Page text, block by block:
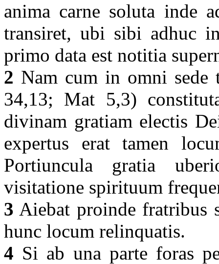
anima carne soluta inde
transiret, ubi sibi adhuc
primo data est notitia
2 Nam cum in omni sede
34,13; Mat 5,3)
divinam gratiam electis
expertus erat tamen
Portiuncula gratia
visitatione spirituum
3 Aiebat proinde fratribus
hunc locum relinquatis.
4 Si ab una parte foras